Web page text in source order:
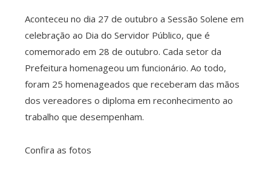
Aconteceu no dia 27 de outubro a Sessão Solene em
celebração ao Dia do Servidor Público, que é
comemorado em 28 de outubro. Cada setor da
Prefeitura homenageou um funcionário. Ao todo,
foram 25 homenageados que receberam das mãos
dos vereadores o diploma em reconhecimento ao
trabalho que desempenham.
Confira as fotos